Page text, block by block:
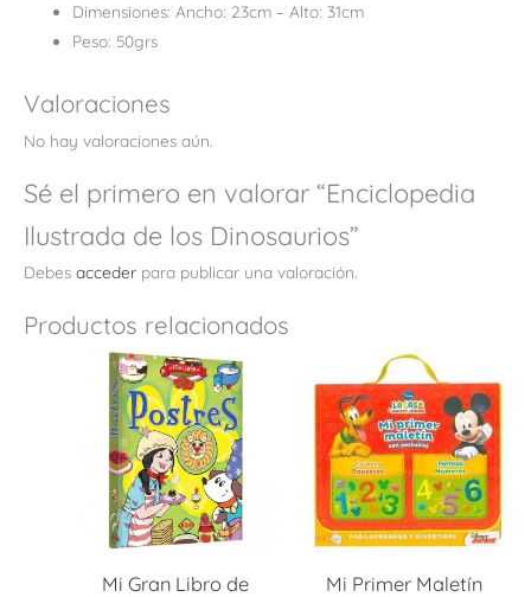
Dimensiones: Ancho: 23cm – Alto: 31cm
Peso: 50grs
Valoraciones
No hay valoraciones aún.
Sé el primero en valorar “Enciclopedia
Ilustrada de los Dinosaurios”
Debes acceder para publicar una valoración.
Productos relacionados
Mi Gran Libro de
Mi Primer Maletín